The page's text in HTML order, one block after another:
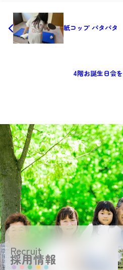
紙コップ パタパタ
4階お誕生日会
Recruit
採用情報